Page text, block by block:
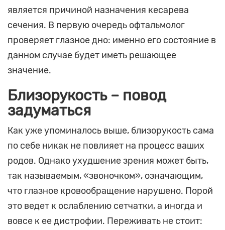
является причиной назначения кесарева
сечения. В первую очередь офтальмолог
проверяет глазное дно: именно его состояние в
данном случае будет иметь решающее
значение.
Близорукость – повод
задуматься
Как уже упоминалось выше, близорукость сама
по себе никак не повлияет на процесс ваших
родов. Однако ухудшение зрения может быть,
так называемым, «звоночком», означающим,
что глазное кровообращение нарушено. Порой
это ведет к ослаблению сетчатки, а иногда и
вовсе к ее дистрофии. Переживать не стоит: